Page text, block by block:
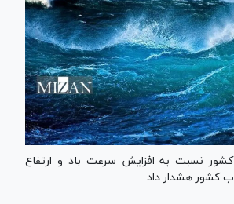
نسبت به افزایش سرعت باد و ارتفاع
کشور هشدار داد.